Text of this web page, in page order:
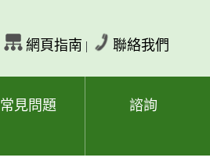
網頁指南 | 聯絡我們
常見問題 諮詢